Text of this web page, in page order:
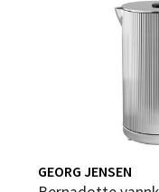
GEORG JENSEN
Falkenborgveien